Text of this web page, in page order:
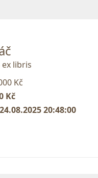
ex libris
Kč
Kč
24.08.2025 20:48:00